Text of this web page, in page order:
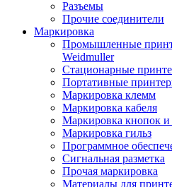
Разъемы
Прочие соединители
Маркировка
Промышленные
Weidmuller
Стационарные
Портативные
Маркировка клемм
Маркировка кабеля
Маркировка кнопок и
Маркировка гильз
Программное
Сигнальная разметка
Прочая маркировка
Материалы для